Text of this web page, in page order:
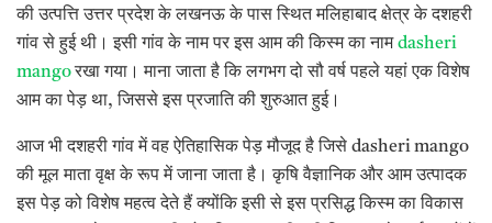
की उत्पत्ति उत्तर प्रदेश के लखनऊ के पास स्थित मलिहाबाद क्षेत्र के दशहरी
गांव से हुई थी। इसी गांव के नाम पर इस आम की किस्म का नामdasheri
mangoरखा गया। माना जाता है कि लगभग दो सौ वर्ष पहले यहां एक विशेष
आम का पेड़ था, जिससे इस प्रजाति की शुरुआत हुई।
आज भी दशहरी गांव में वह ऐतिहासिक पेड़ मौजूद है जिसे dasheri mango
की मूल माता वृक्ष के रूप में जाना जाता है। कृषि वैज्ञानिक और आम उत्पादक
इस पेड़ को विशेष महत्व देते हैं क्योंकि इसी से इस प्रसिद्ध किस्म का विकास